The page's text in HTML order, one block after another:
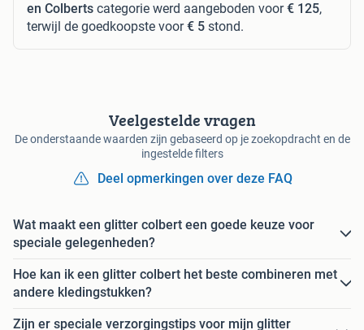
en Colberts categorie werd aangeboden voor€ 125,
terwijl de goedkoopste voor€ 5 stond.
Veelgestelde vragen
De onderstaande waarden zijn gebaseerd op je zoekopdracht en de
ingestelde filters
Deel opmerkingen over deze FAQ
Wat maakt een glitter colbert een goede keuze voor
speciale gelegenheden?
Hoe kan ik een glitter colbert het beste combineren met
andere kledingstukken?
Zijn er speciale verzorgingstips voor mijn glitter